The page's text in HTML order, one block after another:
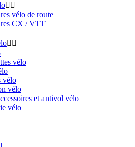
 
vélo de route
CX / VTT
 
vélo
vélo
vélo
et antivol vélo
vélo